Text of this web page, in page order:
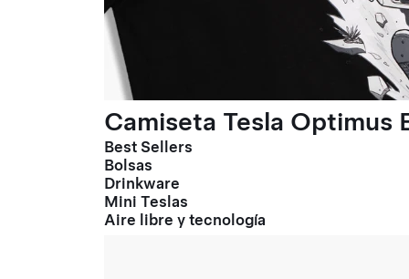
Camiseta Tesla Optimus
Best Sellers
Bolsas
Drinkware
Mini Teslas
Aire libre y tecnología